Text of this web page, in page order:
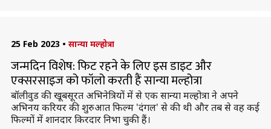
25 Feb 2023 • सान्या मल्होत्रा
जन्मदिन विशेष: फिट रहने के लिए इस डाइट और
एक्सरसाइज को फॉलो करती हैं सान्या मल्होत्रा
बॉलीवुड की खूबसूरत अभिनेत्रियों में से एक सान्या मल्होत्रा ने अपने
अभिनय करियर की शुरुआत फिल्म 'दंगल' से की थी और तब से वह कई
फिल्मों में शानदार किरदार निभा चुकी हैं।